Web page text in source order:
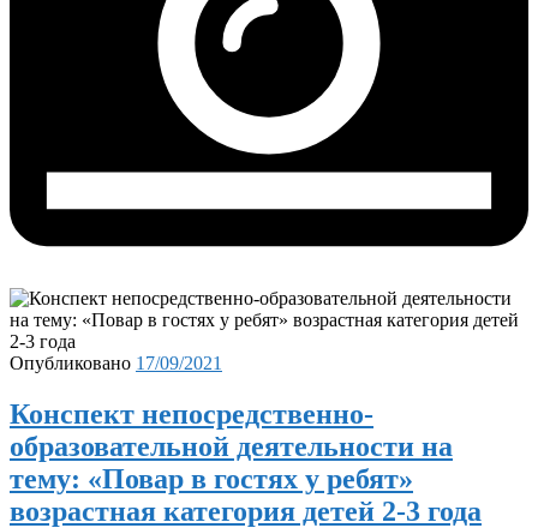
Опубликовано 17/09/2021
Конспект непосредственно-
образовательной деятельности на
тему: «Повар в гостях у ребят»
возрастная категория детей 2-3 года